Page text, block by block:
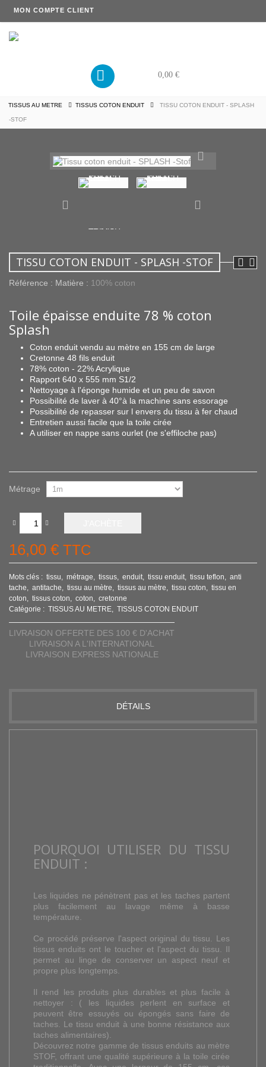
MON COMPTE CLIENT
0,00 €
TISSUS AU METRE TISSUS COTON ENDUIT TISSU COTON ENDUIT - SPLASH
-STOF
TISSU COTON ENDUIT - SPLASH -STOF
Référence : Matière : 100% coton
Toile épaisse enduite 78 % coton
Splash
Coton enduit vendu au mètre en 155 cm de large
Cretonne 48 fils enduit
78% coton - 22% Acrylique
Rapport 640 x 555 mm S1/2
Nettoyage à l'éponge humide et un peu de savon
Possibilité de laver à 40°à la machine sans essorage
Possibilité de repasser sur l envers du tissu à fer chaud
Entretien aussi facile que la toile cirée
A utiliser en nappe sans ourlet (ne s'effiloche pas)
Métrage
16,00 € TTC
Mots clés : tissu métrage tissus enduit tissu enduit tissu teflon
anti
tache
antitache tissu au mètre tissus au mètre tissu coton
tissu en
coton
tissus coton coton
cretonne
Catégorie : TISSUS AU METRE TISSUS COTON ENDUIT
LIVRAISON OFFERTE DES 100 € D'ACHAT
LIVRAISON A L'INTERNATIONAL
LIVRAISON EXPRESS NATIONALE
DÉTAILS
POURQUOI UTILISER DU TISSU
ENDUIT :
Les liquides ne pénètrent pas et les taches partent
plus facilement au lavage même à basse
température.
Ce procédé préserve l'aspect original du tissu. Les
tissus enduits ont le toucher et l'aspect du tissu. Il
permet au linge de conserver un aspect neuf et
propre plus longtemps.
Il rend les produits plus durables et plus facile à
nettoyer : ( les liquides perlent en surface et
peuvent être essuyés ou épongés sans faire de
taches. Le tissu enduit à une bonne résistance aux
taches alimentaires).
Découvrez notre gamme de tissus enduits au mètre
STOF, offrant une qualité supérieure à la toile cirée